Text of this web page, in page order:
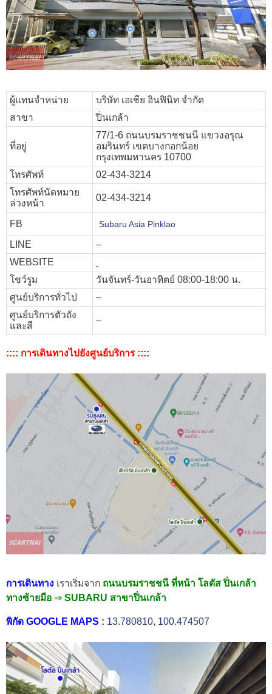
ผู้แทนจำหน่าย
บริษัท เอเชีย อินฟินิท จำกัด
สาขา
ปิ่นเกล้า
ที่อยู่
77/1-6 ถนนบรมราชชนนี แขวงอรุณ
อมรินทร์ เขตบางกอกน้อย
กรุงเทพมหานคร 10700
โทรศัพท์
02-434-3214
โทรศัพท์นัดหมาย
ล่วงหน้า
02-434-3214
FB Subaru Asia Pinklao
LINE
–
WEBSITE
โชว์รูม
วันจันทร์-วันอาทิตย์ 08:00-18:00 น.
ศูนย์บริการทั่วไป
–
ศูนย์บริการตัวถัง
และสี
–
:::: การเดินทางไปยังศูนย์บริการ ::::
การเดินทาง เราเริ่มจาก ถนนบรมราชชนี ที่หน้า โลตัส ปิ่นเกล้า
ทางซ้ายมือ ⇒ SUBARU สาขาปิ่นเกล้า
พิกัด GOOGLE MAPS : 13.780810, 100.474507